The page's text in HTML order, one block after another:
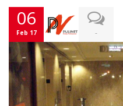
06
Feb 17 -